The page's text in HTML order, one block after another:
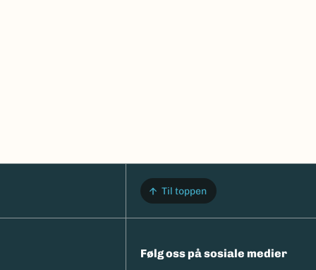
Til toppen
Følg oss på sosiale medier